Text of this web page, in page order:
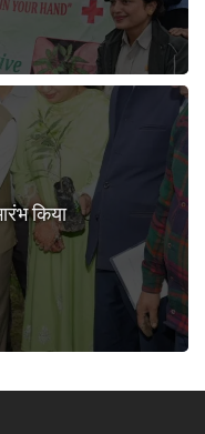
किया